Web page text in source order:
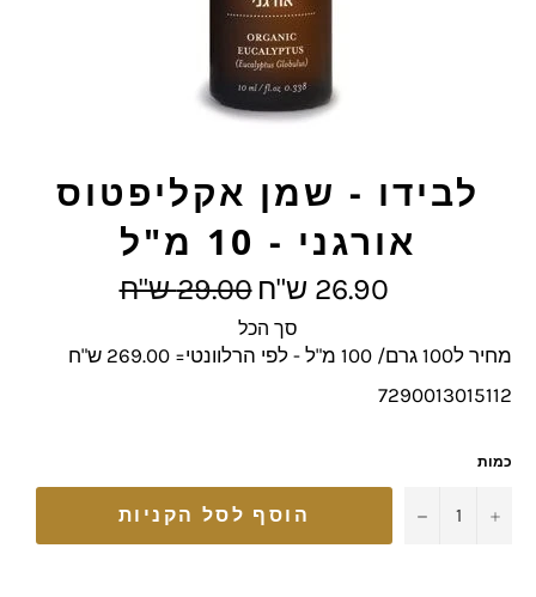
לבידו - שמן אקליפטוס
אורגני - 10 מ"ל
26.90 ש"ח
מחיר
מלא
29.00 ש"ח
סך הכל
מחיר ל100 גרם/ 100 מ"ל - לפי הרלוונטי= 269.00 ש"ח
7290013015112
כמות
− + הוסף לסל הקניות